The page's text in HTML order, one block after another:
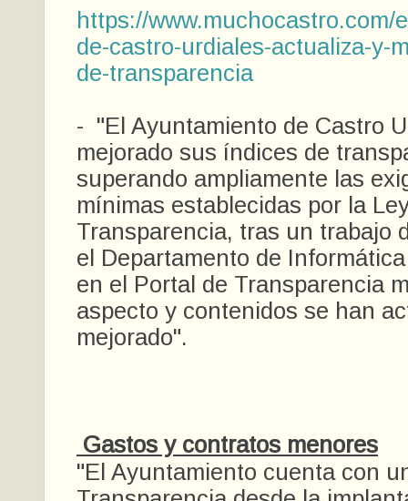
https://www.muchocastro.com/
de-castro-urdiales-actualiza-y-
de-transparencia
- "El Ayuntamiento de Castro
mejorado sus índices de
superando ampliamente las
mínimas establecidas por la
Transparencia, tras un trabajo
el Departamento de
en el Portal de Transparencia
aspecto y contenidos se han
mejorado".
Gastos y contratos menores
"El Ayuntamiento cuenta con